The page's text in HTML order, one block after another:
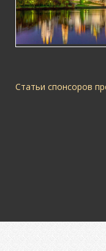
Статьи спонсоров